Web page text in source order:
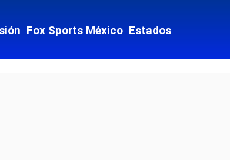
Fox Sports México Estados